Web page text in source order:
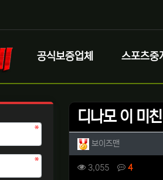
공식보증업체 스포츠중
디나모 이 미
작성자 정보
보이즈맨
컨텐츠 정보
3,055조회 4댓글